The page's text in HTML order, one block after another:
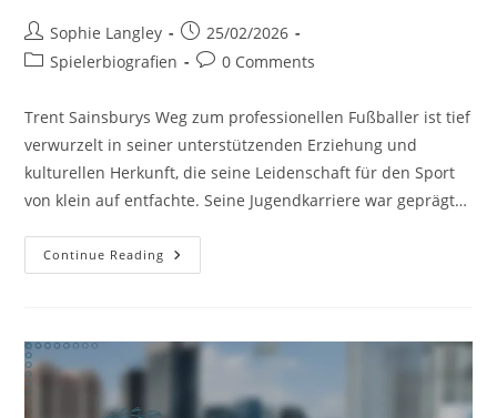
Post
author:
Sophie Langley
Post
published:
25/02/2026
PostSpielerbiografien
Post0 Comments
Trent Sainsburys Weg zum professionellen Fußballer ist tief
verwurzelt in seiner unterstützenden Erziehung und
kulturellen Herkunft, die seine Leidenschaft für den Sport
von klein auf entfachte. Seine Jugendkarriere war geprägt…
Continue Reading Trent
Sainsbury: